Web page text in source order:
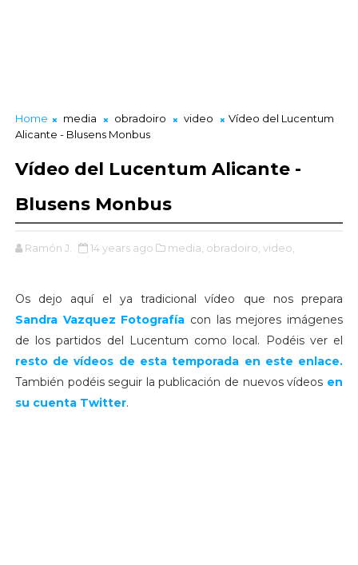
Home media obradoiro video
Vídeo del Lucentum
Alicante - Blusens Monbus
Vídeo del Lucentum Alicante -
Blusens Monbus
Ramón J. 14 years ago media, obradoiro, video,
Os dejo aquí el ya tradicional vídeo que nos prepara
Sandra Vazquez Fotografía con las mejores imágenes
de los partidos del Lucentum como local. Podéis ver el
resto de vídeos de esta temporada en este enlace.
También podéis seguir la publicación de nuevos vídeos en
su cuenta Twitter.